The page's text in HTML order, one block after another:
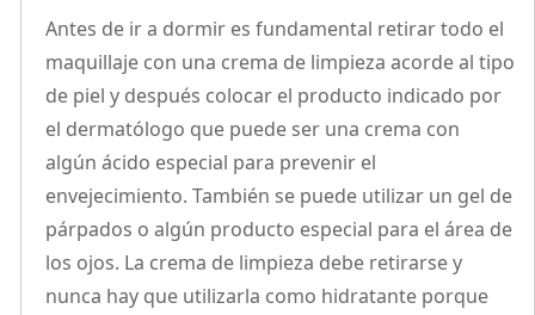
Antes de ir a dormir es fundamental retirar todo el
maquillaje con una crema de limpieza acorde al tipo
de piel y después colocar el producto indicado por
el dermatólogo que puede ser una crema con
algún ácido especial para prevenir el
envejecimiento. También se puede utilizar un gel de
párpados o algún producto especial para el área de
los ojos. La crema de limpieza debe retirarse y
nunca hay que utilizarla como hidratante porque